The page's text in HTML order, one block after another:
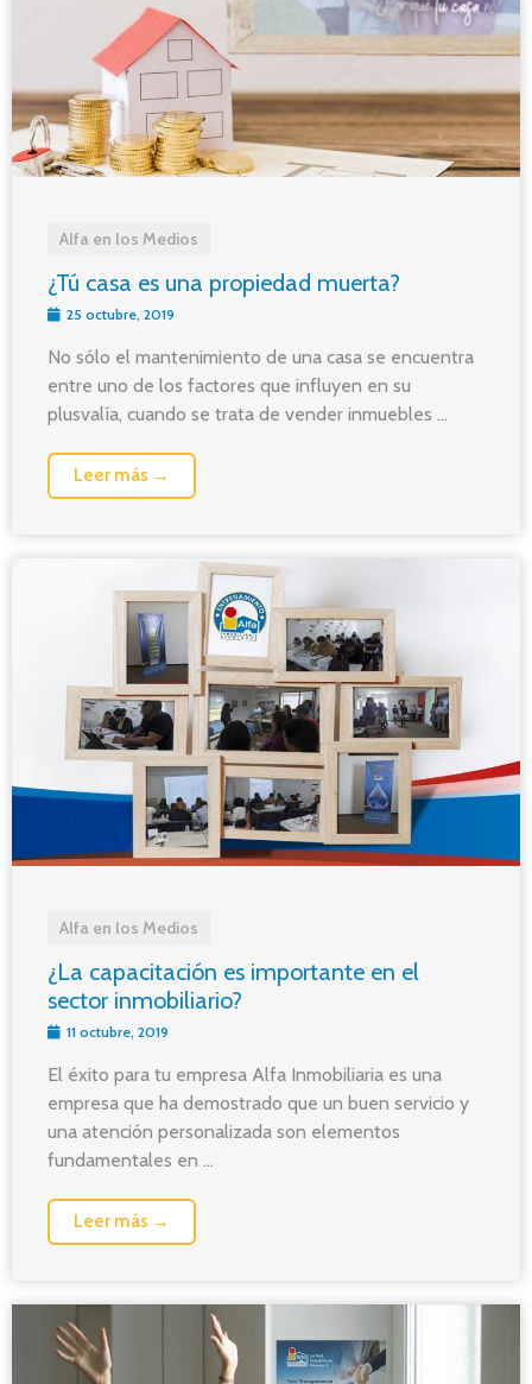
Alfa en los Medios
¿Tú casa es una propiedad muerta?
25 octubre, 2019
No sólo el mantenimiento de una casa se encuentra
entre uno de los factores que influyen en su
plusvalía, cuando se trata de vender inmuebles ...
Leer más →
Alfa en los Medios
¿La capacitación es importante en el
sector inmobiliario?
11 octubre, 2019
El éxito para tu empresa Alfa Inmobiliaria es una
empresa que ha demostrado que un buen servicio y
una atención personalizada son elementos
fundamentales en ...
Leer más →